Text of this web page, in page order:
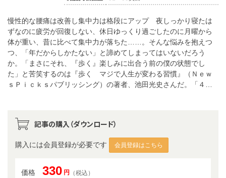
慢性的な腰痛は改善し集中力は格段にアップ 夜しっかり寝たは
ずなのに疲労が回復しない、休日ゆっくり過ごしたのに月曜から
体が重い、昔に比べて集中力が落ちた……。そんな悩みを抱えつ
つ、「年だからしかたない」と諦めてしまってはいないだろう
か。「まさにそれ、『歩く』楽しみに出合う前の僕の状態でし
た」と苦笑するのは『歩く マジで人生が変わる習慣』（Ｎｅｗ
ｓＰｉｃｋｓパブリッシング）の著者、池田光史さんだ。「４…
記事の購入（ダウンロード）
購入には会員登録が必要です 会員登録はこちら
価格 330 円 （税込）